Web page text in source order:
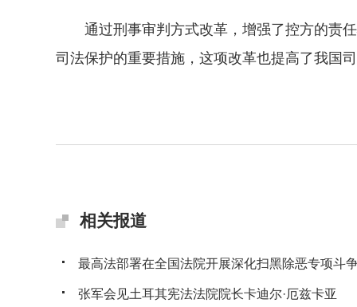
通过刑事审判方式改革，增强了控方的责任
司法保护的重要措施，这项改革也提高了我国
相关报道
最高法部署在全国法院开展深化扫黑除恶专项斗
张军会见土耳其宪法法院院长卡迪尔·厄兹卡亚